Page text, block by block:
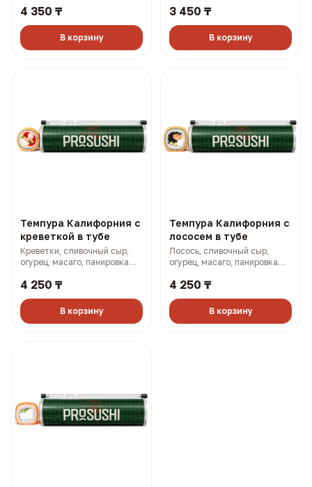
4 350 ₸
В корзину
3 450 ₸
В корзину
Темпура Калифорния с
креветкой в тубе
Креветки, сливочный сыр,
огурец, масаго, панировка
4 250 ₸
В корзину
Темпура Калифорния с
лососем в тубе
Лосось, сливочный сыр,
огурец, масаго, панировка
4 250 ₸
В корзину